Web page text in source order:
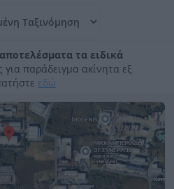
τα ειδικά
παράδειγμα ακίνητα εξ
εδώ